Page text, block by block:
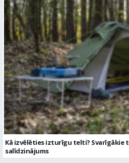
Kā izvēlēties izturīgu telti? Svarīgākie
salīdzinājums